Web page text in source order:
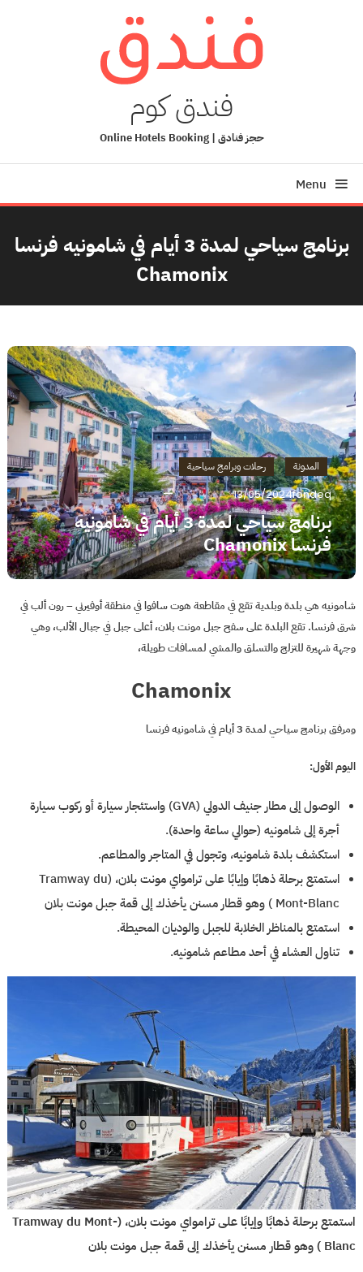
فندق كوم
حجز فنادق | Online Hotels Booking
Menu
برنامج سياحي لمدة 3 أيام في شامونيه فرنسا
Chamonix
المدونة رحلات وبرامج سياحية
13/05/2024fondeq
برنامج سياحي لمدة 3 أيام في شامونيه
فرنسا Chamonix
شامونيه هي بلدة وبلدية تقع في مقاطعة هوت سافوا في منطقة أوفيرني – رون ألب في
شرق فرنسا. تقع البلدة على سفح جبل مونت بلان، أعلى جبل في جبال الألب، وهي
وجهة شهيرة للتزلج والتسلق والمشي لمسافات طويلة،
Chamonix
ومرفق برنامج سياحي لمدة 3 أيام في شامونيه فرنسا
اليوم الأول:
الوصول إلى مطار جنيف الدولي (GVA) واستئجار سيارة أو ركوب سيارة
أجرة إلى شامونيه (حوالي ساعة واحدة).
استكشف بلدة شامونيه، وتجول في المتاجر والمطاعم.
استمتع برحلة ذهابًا وإيابًا على ترامواي مونت بلان، (Tramway du
Mont-Blanc ) وهو قطار مسنن يأخذك إلى قمة جبل مونت بلان
استمتع بالمناظر الخلابة للجبل والوديان المحيطة.
تناول العشاء في أحد مطاعم شامونيه.
استمتع برحلة ذهابًا وإيابًا على ترامواي مونت بلان، (Tramway du Mont-
Blanc ) وهو قطار مسنن يأخذك إلى قمة جبل مونت بلان